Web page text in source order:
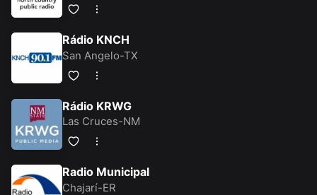
Rádio KNCH
San Angelo-TX
Rádio KRWG
Las Cruces-NM
Radio Municipal
Chajarí-ER